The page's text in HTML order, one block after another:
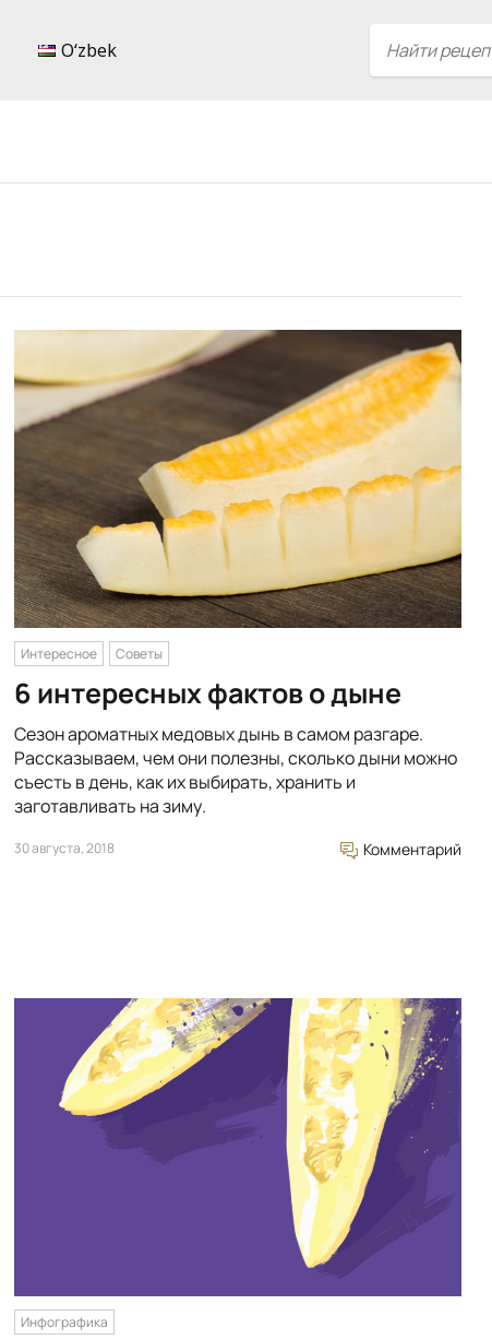
Oʻzbek
Интересное Советы
6 интересных фактов о дыне
Сезон ароматных медовых дынь в самом разгаре.
Рассказываем, чем они полезны, сколько дыни можно
съесть в день, как их выбирать, хранить и
заготавливать на зиму.
30 августа, 2018 Комментарий
Инфографика